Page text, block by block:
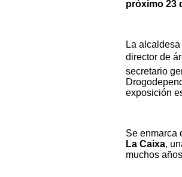
próximo 23
La
director de
secretario
exposición
Se enmarca
La Caixa,
muchos